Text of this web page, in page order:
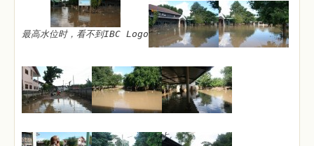
最高水位时，看不到IBC Logo